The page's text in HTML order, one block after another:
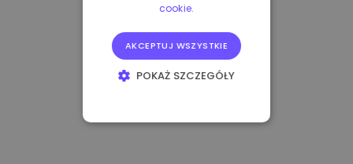
cookie.
AKCEPTUJ WSZYSTKIE
POKAŻ SZCZEGÓŁY